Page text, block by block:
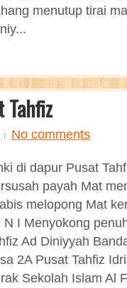
menutup tirai
Tahfiz
No comments
di dapur Pusat
payah Mat
melopong Mat
N I Menyokong
Ad Diniyyah
2A Pusat Tahfiz
Sekolah Islam Al